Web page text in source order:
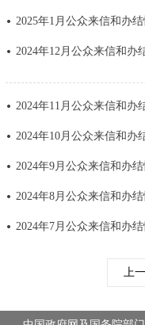
北京概况
多语种
ENGLISH
DEUTSCH
2025年1月公众来信和办
2024年12月公众来信和办
2024年11月公众来信和办
2024年10月公众来信和办
2024年9月公众来信和办
2024年8月公众来信和办
2024年7月公众来信和办
上